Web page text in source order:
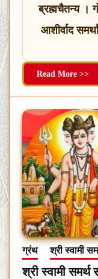
ब्रह्मचैतन्य ।
आशीर्वाद
Read More >>
ग्रंथ श्री स्वामी
श्री स्वामी